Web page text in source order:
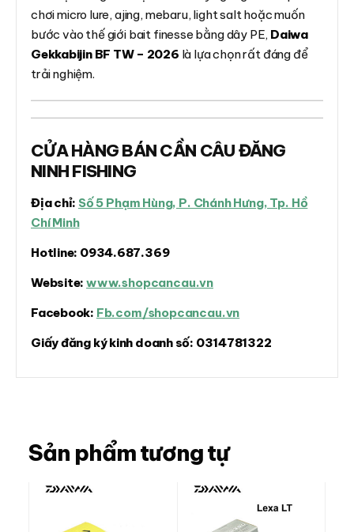
chơi micro lure, ajing, mebaru, light salt hoặc muốn
bước vào thế giới bait finesse bằng dây PE, Daiwa
Gekkabijin BF TW – 2026 là lựa chọn rất đáng để
trải nghiệm.
CỬA HÀNG BÁN CẦN CÂU ĐĂNG
NINH FISHING
Địa chỉ: Số 5 Phạm Hùng, P. Chánh Hưng, Tp. Hồ
Chí Minh
Hotline: 0934.687.369
Website: www.shopcancau.vn
Facebook: Fb.com/shopcancau.vn
Giấy đăng ký kinh doanh số: 0314781322
Sản phẩm tương tự